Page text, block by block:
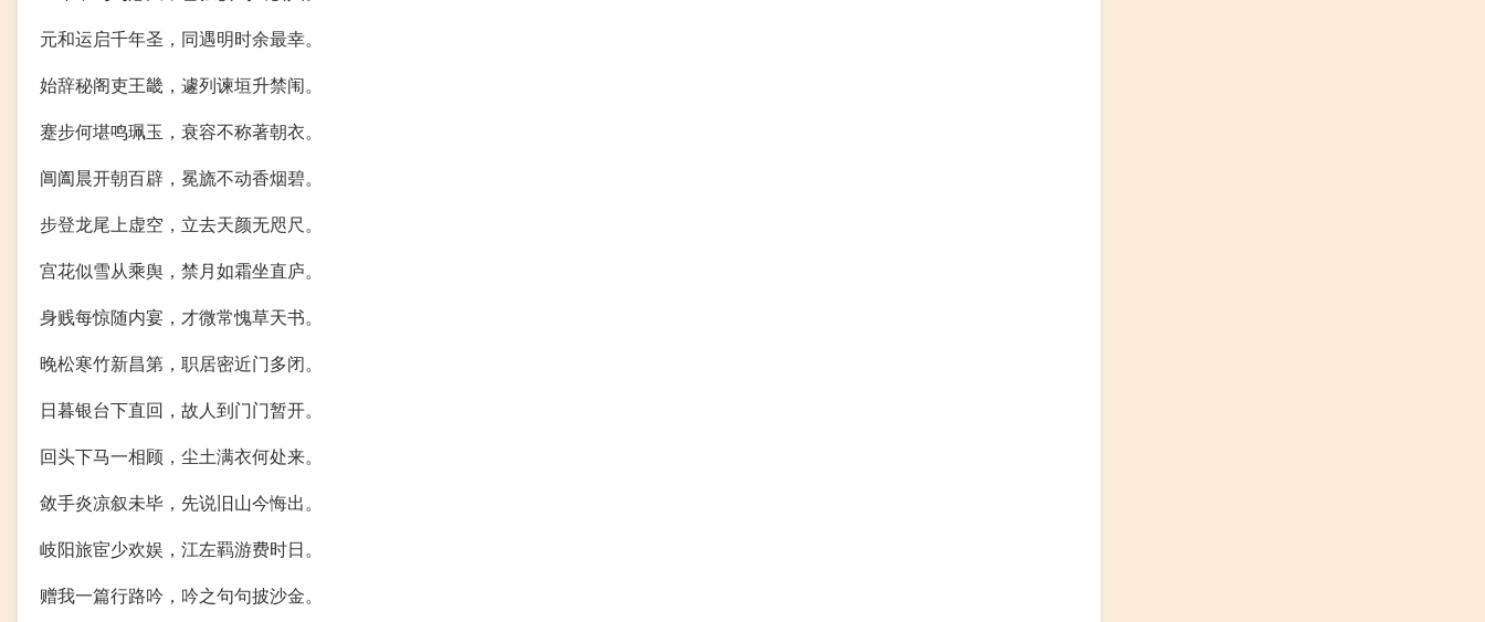
元和运启千年圣，同遇明时余最幸。
始辞秘阁吏王畿，遽列谏垣升禁闱。
蹇步何堪鸣珮玉，衰容不称著朝衣。
阊阖晨开朝百辟，冕旒不动香烟碧。
步登龙尾上虚空，立去天颜无咫尺。
宫花似雪从乘舆，禁月如霜坐直庐。
身贱每惊随内宴，才微常愧草天书。
晚松寒竹新昌第，职居密近门多闭。
日暮银台下直回，故人到门门暂开。
回头下马一相顾，尘土满衣何处来。
敛手炎凉叙未毕，先说旧山今悔出。
岐阳旅宦少欢娱，江左羁游费时日。
赠我一篇行路吟，吟之句句披沙金。